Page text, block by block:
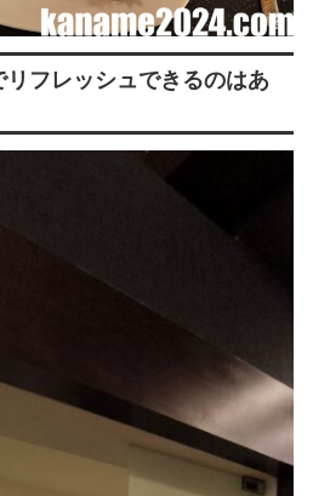
リフレッシュできるのはあ